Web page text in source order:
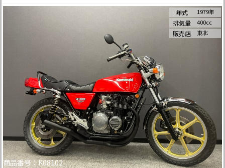
商品番号：K08102
年式 1979年
排気量 400cc
販売店 東北